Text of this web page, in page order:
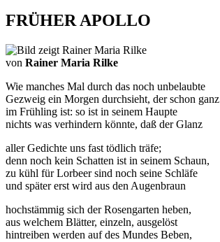
FRÜHER APOLLO
von Rainer Maria Rilke
Wie manches Mal durch das noch unbelaubte
Gezweig ein Morgen durchsieht, der schon ganz
im Frühling ist: so ist in seinem Haupte
nichts was verhindern könnte, daß der Glanz
aller Gedichte uns fast tödlich träfe;
denn noch kein Schatten ist in seinem Schaun,
zu kühl für Lorbeer sind noch seine Schläfe
und später erst wird aus den Augenbraun
hochstämmig sich der Rosengarten heben,
aus welchem Blätter, einzeln, ausgelöst
hintreiben werden auf des Mundes Beben,